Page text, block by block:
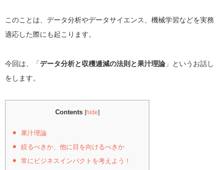
このことは、データ分析やデータサイエンス、機械学習などを実務
適応した際にも起こります。
今回は、「データ分析と収穫逓減の法則と果汁理論 」というお話し
をします。
Contents [hide]
果汁理論
絞るべきか、他に目を向けるべきか
常にビジネスインパクトを考えよう！